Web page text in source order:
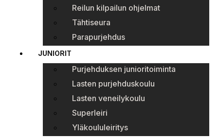
Reilun kilpailun ohjelmat
Tähtiseura
Parapurjehdus
JUNIORIT
Purjehduksen junioritoiminta
Lasten purjehduskoulu
Lasten veneilykoulu
Superleiri
Yläkoululeiritys